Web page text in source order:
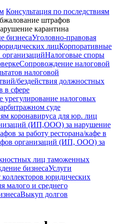
Консультация по последствиям
штрафов
карантина
бизнесаУголовно-правовая
лицКорпоративные
Налоговые споры
Сопровождение налоговой
налоговой
бездействия должностных
в сфере
урегулирование налоговых
суде
коронавируса для юр. лиц
(ИП,ООО) за нарушение
за работу ресторана/кафе в
организаций (ИП, ООО) за
лиц таможенных
бизнесаУслуги
коллекторов юридических
малого и среднего
Выкуп долгов